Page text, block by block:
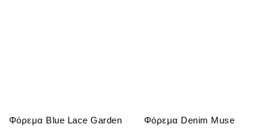
Φόρεμα Blue Lace Garden Φόρεμα Denim Muse